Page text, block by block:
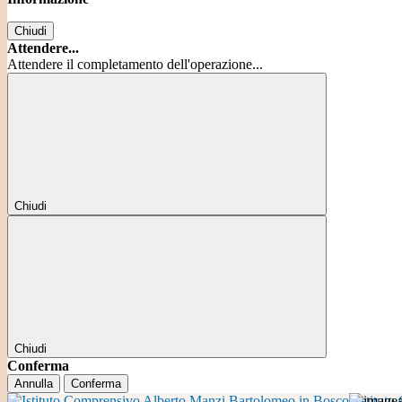
Chiudi
Attendere...
Attendere il completamento dell'operazione...
Chiudi
Chiudi
Conferma
Annulla Conferma